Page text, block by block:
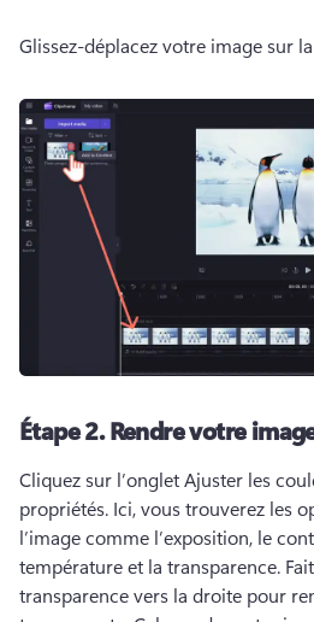
Glissez-déplacez votre image sur
Étape 2.Rendre votre
Cliquez sur l’onglet Ajuster les
propriétés. Ici, vous trouverez les
l’image comme l’exposition, le
température et la transparence.
transparence vers la droite pour